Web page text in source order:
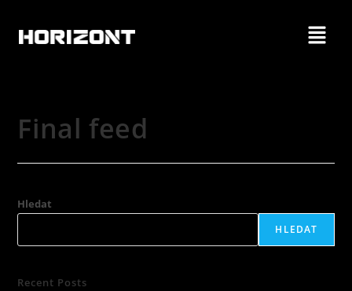
Final feed
Hledat
HLEDAT
Recent Posts